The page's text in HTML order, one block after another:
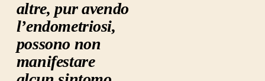
altre, pur avendo
l’endometriosi,
possono non
manifestare